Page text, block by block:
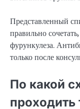
Представленный
правильно
фурункулеза.
только после
По какой
проходить